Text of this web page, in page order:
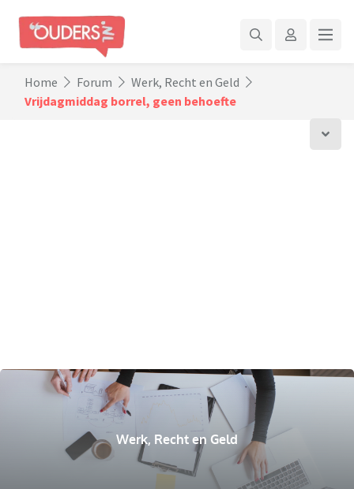
Home Forum
Werk, Recht en Geld
Vrijdagmiddag borrel, geen behoefte
Werk, Recht en Geld